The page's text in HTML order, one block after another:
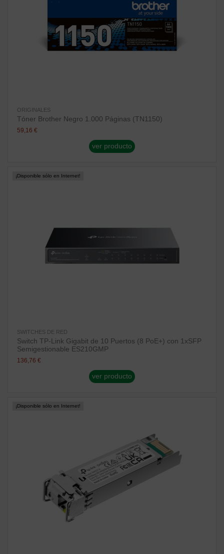
ORIGINALES
Tóner Brother Negro 1.000 Páginas (TN1150)
59,16 €
ver producto
¡Disponible sólo en Internet!
SWITCHES DE RED
Switch TP-Link Gigabit de 10 Puertos (8 PoE+) con 1xSFP
Semigestionable ES210GMP
136,76 €
ver producto
¡Disponible sólo en Internet!